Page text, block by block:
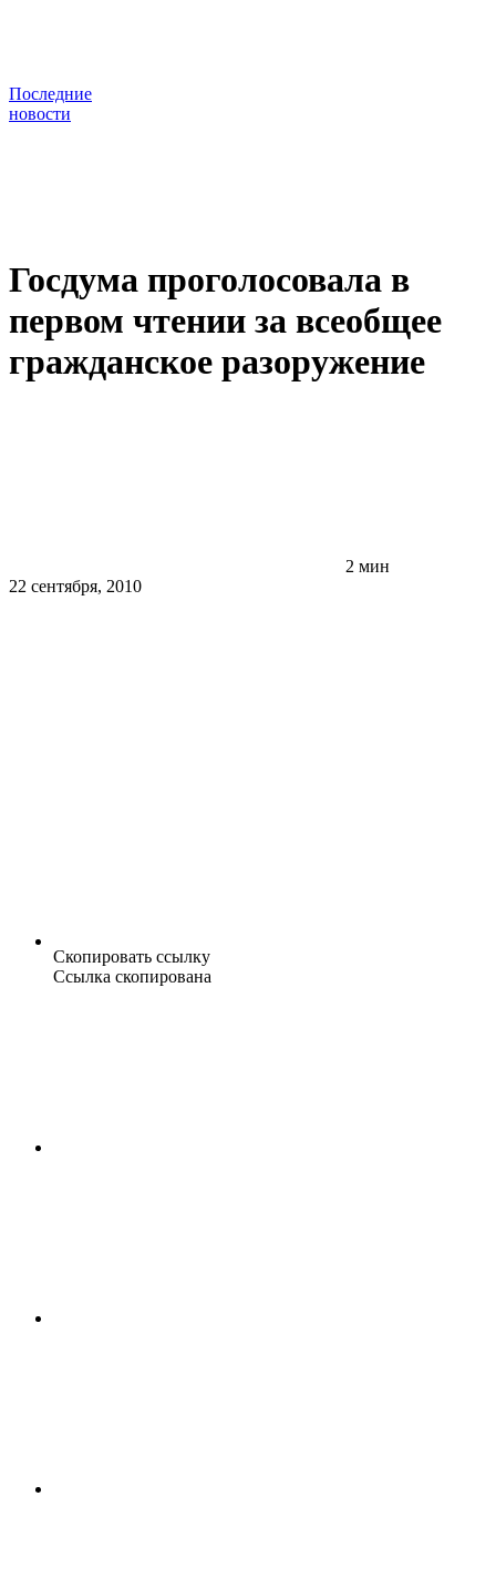
Последние
новости
Госдума проголосовала в
первом чтении за всеобщее
гражданское разоружение
2 мин
22 сентября, 2010
Скопировать ссылку
Ссылка скопирована